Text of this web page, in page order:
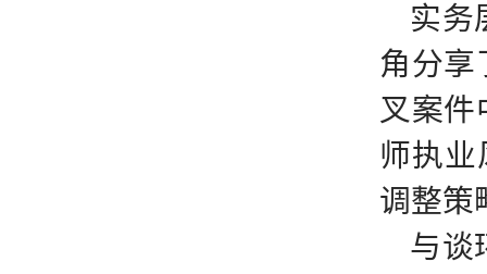
实务
角分享
叉案件
师执业
调整策
与谈